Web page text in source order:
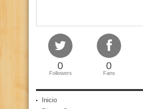
0
Followers
0
Fans
Inicio